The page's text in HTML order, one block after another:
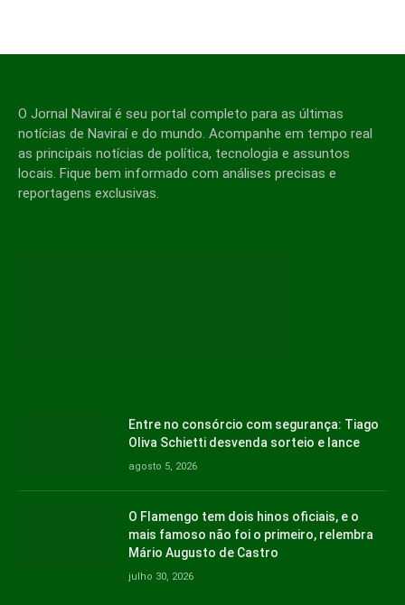
O Jornal Naviraí é seu portal completo para as últimas
notícias de Naviraí e do mundo. Acompanhe em tempo real
as principais notícias de política, tecnologia e assuntos
locais. Fique bem informado com análises precisas e
reportagens exclusivas.
Entre no consórcio com segurança: Tiago
Oliva Schietti desvenda sorteio e lance
agosto 5, 2026
O Flamengo tem dois hinos oficiais, e o
mais famoso não foi o primeiro, relembra
Mário Augusto de Castro
julho 30, 2026